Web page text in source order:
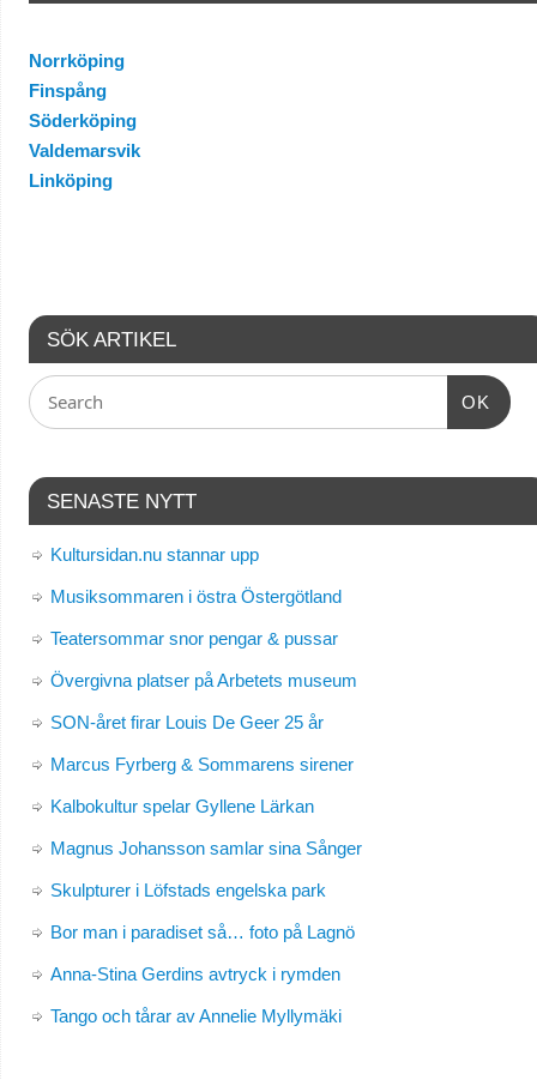
Norrköping
Finspång
Söderköping
Valdemarsvik
Linköping
SÖK ARTIKEL
OK
SENASTE NYTT
Kultursidan.nu stannar upp
Musiksommaren i östra Östergötland
Teatersommar snor pengar & pussar
Övergivna platser på Arbetets museum
SON-året firar Louis De Geer 25 år
Marcus Fyrberg & Sommarens sirener
Kalbokultur spelar Gyllene Lärkan
Magnus Johansson samlar sina Sånger
Skulpturer i Löfstads engelska park
Bor man i paradiset så… foto på Lagnö
Anna-Stina Gerdins avtryck i rymden
Tango och tårar av Annelie Myllymäki